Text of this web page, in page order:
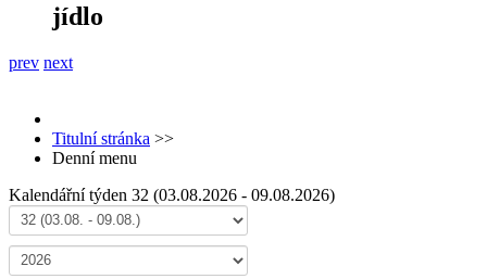
jídlo
prev next
Titulní stránka >>
Denní menu
Kalendářní týden 32 (03.08.2026 - 09.08.2026)